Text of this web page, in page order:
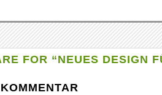
FOR “NEUES DESIGN